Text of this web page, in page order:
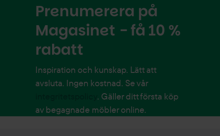
Prenumerera på
Magasinet - få 10 %
rabatt
Inspiration och kunskap. Lätt att
avsluta. Ingen kostnad. Se vår
. Gäller ditt första köp
av begagnade möbler online.